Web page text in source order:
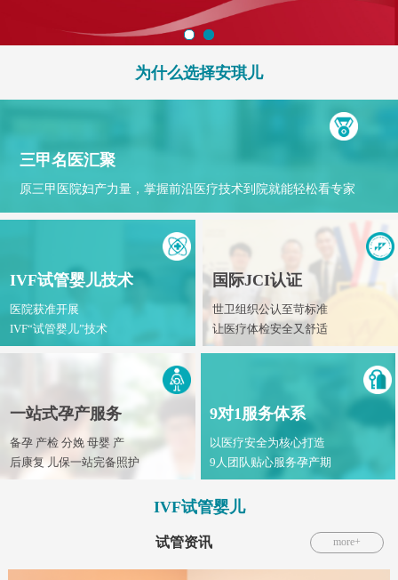
为什么选择安琪儿
三甲名医汇聚
原三甲医院妇产力量，掌握前沿医疗技术到院就能轻松看专家
IVF试管婴儿技术
医院获准开展
IVF“试管婴儿”技术
国际JCI认证
世卫组织公认至苛标准
让医疗体检安全又舒适
一站式孕产服务
备孕 产检 分娩 母婴 产
后康复 儿保一站完备照护
9对1服务体系
以医疗安全为核心打造
9人团队贴心服务孕产期
IVF试管婴儿
试管资讯 more+